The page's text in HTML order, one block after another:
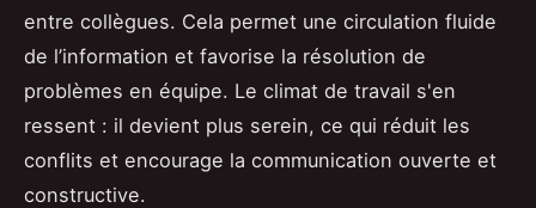
entre collègues. Cela permet une circulation fluide
de l’information et favorise la résolution de
problèmes en équipe. Le climat de travail s'en
ressent : il devient plus serein, ce qui réduit les
conflits et encourage la communication ouverte et
constructive.